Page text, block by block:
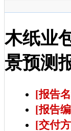
木纸业
景预测
[报告
[报告
[交付